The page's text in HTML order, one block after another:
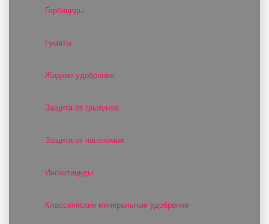
Гербициды
Гуматы
Жидкие удобрения
Защита от грызунов
Защита от насекомых
Инсектициды
Классические минеральные удобрения